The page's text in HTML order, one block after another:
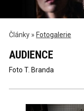
Články » Fotogalerie
AUDIENCE
Foto T. Branda